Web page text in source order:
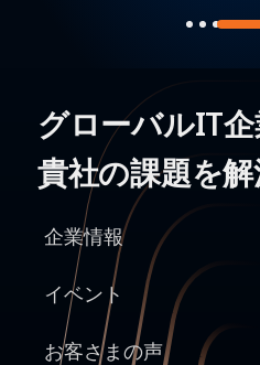
グローバルIT
貴社の課題を
企業情報
イベント
お客さまの声